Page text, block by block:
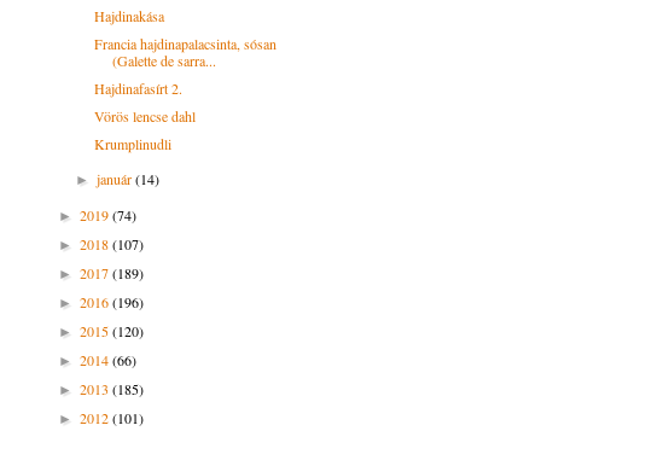
Hajdinakása
Francia hajdinapalacsinta, sósan
(Galette de sarra...
Hajdinafasírt 2.
Vörös lencse dahl
Krumplinudli
►január(14)
► 2019(74)
► 2018(107)
► 2017(189)
► 2016(196)
► 2015(120)
► 2014(66)
► 2013 (185)
► 2012(101)